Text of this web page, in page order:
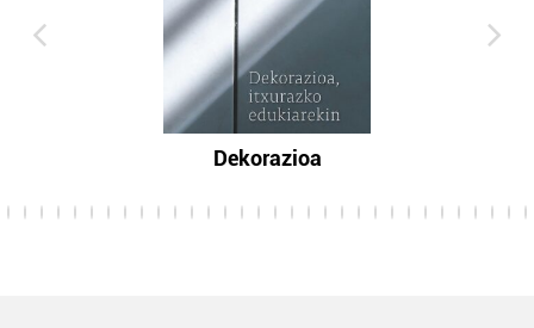
Dekorazioa